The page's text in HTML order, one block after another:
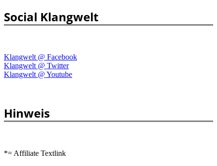
Social Klangwelt
Klangwelt @ Facebook
Klangwelt @ Twitter
Klangwelt @ Youtube
Hinweis
*= Affiliate Textlink